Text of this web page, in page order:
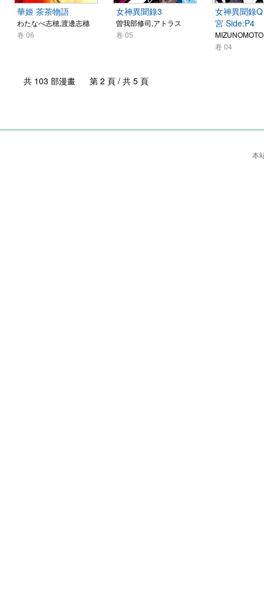
華姬 茶茶物語
わたなべ志穂,渡邊志穗
卷 06
女神異聞錄3
曽我部修司,アトラス
卷 05
女神異聞錄
宮 Side:P4
卷 04
共 103 部漫畫 第 2 頁 / 共 5 頁
本